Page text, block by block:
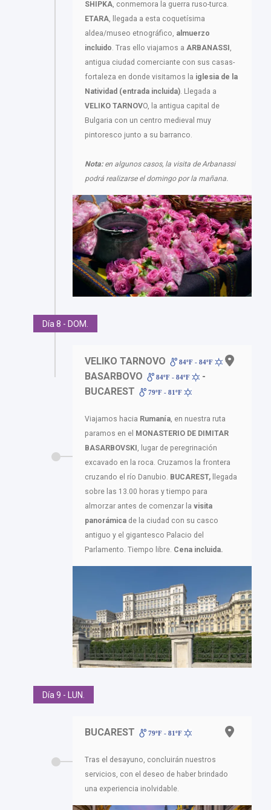
SHIPKA, conmemora la guerra ruso-turca.
ETARA, llegada a esta coquetísima
aldea/museo etnográfico, almuerzo
incluido. Tras ello viajamos a ARBANASSI ,
antigua ciudad comerciante con sus casas-
fortaleza en donde visitamos la iglesia de la
Natividad (entrada incluida). Llegada a
VELIKO TARNOVO, la antigua capital de
Bulgaria con un centro medieval muy
pintoresco junto a su barranco.
Nota:en algunos casos, la visita de Arbanassi
podrá realizarse el domingo por la mañana.
Día 8 - DOM.
VELIKO TARNOVO 84ºF - 84ºF
-
BASARBOVO
84ºF - 84ºF
-
BUCAREST
79ºF - 81ºF
Viajamos hacia Rumanía, en nuestra ruta
paramos en el MONASTERIO DE DIMITAR
BASARBOVSKI , lugar de peregrinación
excavado en la roca. Cruzamos la frontera
cruzando el río Danubio. BUCAREST, llegada
sobre las 13.00 horas y tiempo para
almorzar antes de comenzar la visita
panorámica de la ciudad con su casco
antiguo y el gigantesco Palacio del
Parlamento. Tiempo libre. Cena incluida.
Día 9 - LUN.
BUCAREST 79ºF - 81ºF
Tras el desayuno, concluirán nuestros
servicios, con el deseo de haber brindado
una experiencia inolvidable.